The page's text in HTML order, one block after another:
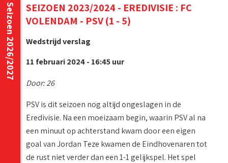
Seizoen 2026/2027
SEIZOEN 2023/2024 - EREDIVISIE : FC
VOLENDAM - PSV (1 - 5)
Wedstrijd verslag
11 februari 2024 - 16:45 uur
Door: 26
PSV is dit seizoen nog altijd ongeslagen in de
Eredivisie. Na een moeizaam begin, waarin PSV al na
een minuut op achterstand kwam door een eigen
goal van Jordan Teze kwamen de Eindhovenaren tot
de rust niet verder dan een 1-1 gelijkspel. Het spel